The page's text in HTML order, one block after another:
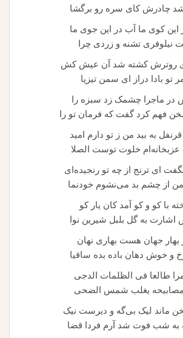
چادرش کای سره رو برگشا
این کوی ما آب در این جوی ما
نیلوفری تشنه و زردی چرا
روترش کشته شد آن عیش کش
تو بادا دراز ای سمن تیزپا
در ماجرا چشمک زد سبزه را
فهم کرد گفت که فرمان تو را
به بید من ز تو دارم امید
خلوت توست الصلا
ای ترنج از چه تو رنجیده‌ای
از چشم بد می‌نشوم خودنما
با کو و کو آمد کان یار کو
به گل بلبل شیرین نوا
بهار جهان هست بهاری نهان
و خوش دهان باده بده ساقیا
طالعا فی الظلمات الدجی
مصابیحه یغلب شمس الضحی
ماند لیک بی‌گه و دیرست نیک
به شب فوت شد آرم فردا قضا